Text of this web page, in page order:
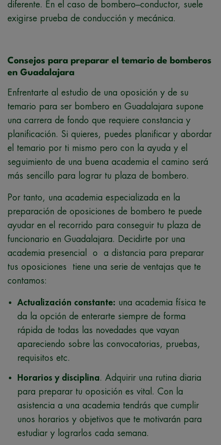
diferente. En el caso de bombero–conductor, suele
exigirse prueba de conducción y mecánica.
Consejos para preparar el temario de bomberos
en Guadalajara
Enfrentarte al estudio de una oposición y de su
temario para ser bombero en Guadalajara supone
una carrera de fondo que requiere constancia y
planificación. Si quieres, puedes planificar y abordar
el temario por ti mismo pero con la ayuda y el
seguimiento de una buena academia el camino será
más sencillo para lograr tu plaza de bombero.
Por tanto, una academia especializada en la
preparación de oposiciones de bombero te puede
ayudar en el recorrido para conseguir tu plaza de
funcionario en Guadalajara. Decidirte por una
academia presencial o a distancia para preparar
tus oposiciones tiene una serie de ventajas que te
contamos:
Actualización constante: una academia física te
da la opción de enterarte siempre de forma
rápida de todas las novedades que vayan
apareciendo sobre las convocatorias, pruebas,
requisitos etc.
Horarios y disciplina. Adquirir una rutina diaria
para preparar tu oposición es vital. Con la
asistencia a una academia tendrás que cumplir
unos horarios y objetivos que te motivarán para
estudiar y lograrlos cada semana.